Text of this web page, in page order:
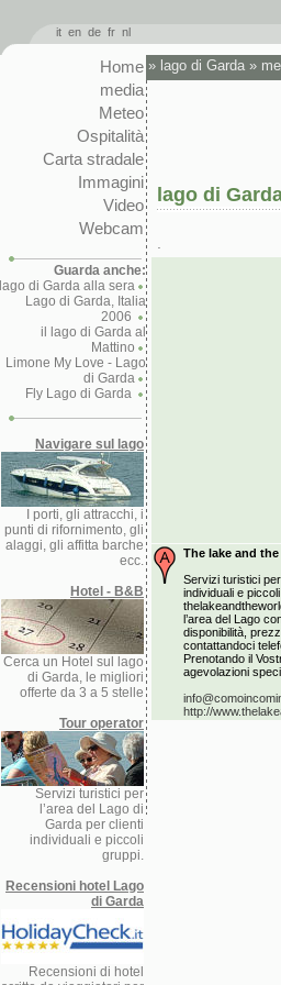
it en de fr nl
Home
media
Meteo
Ospitalità
Carta stradale
Immagini
Video
Webcam
Guarda anche:
lago di Garda alla sera
Lago di Garda, Italia
2006
il lago di Garda al
Mattino
Limone My Love - Lago
di Garda
Fly Lago di Garda
Navigare sul lago
I porti, gli attracchi, i
punti di rifornimento, gli
alaggi, gli affitta barche
ecc.
Hotel - B&B
Cerca un Hotel sul lago
di Garda, le migliori
offerte da 3 a 5 stelle
Tour operator
Servizi turistici per
l’area del Lago di
Garda per clienti
individuali e piccoli
gruppi.
Recensioni hotel Lago
di Garda
Recensioni di hotel
» lago di Garda »
lago di
The lake and the
Servizi turistici
individuali e
l’area del Lago
disponibilità,
contattandoci
Prenotando il
agevolazioni
http://